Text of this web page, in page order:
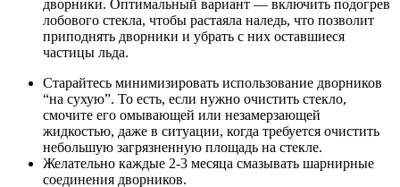
дворники. Оптимальный вариант — включить подогрев
лобового стекла, чтобы растаяла наледь, что позволит
приподнять дворники и убрать с них оставшиеся
частицы льда.
Старайтесь минимизировать использование дворников
“на сухую”. То есть, если нужно очистить стекло,
смочите его омывающей или незамерзающей
жидкостью, даже в ситуации, когда требуется очистить
небольшую загрязненную площадь на стекле.
Желательно каждые 2-3 месяца смазывать шарнирные
соединения дворников.